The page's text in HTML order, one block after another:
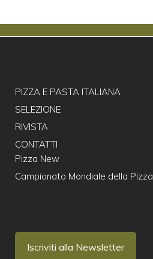
PIZZA E PASTA ITALIANA
SELEZIONE
RIVISTA
CONTATTI
Pizza New
Campionato Mondiale della Pizza
Iscriviti alla Newsletter